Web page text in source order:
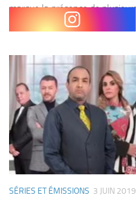
marque la présence de
Marocains dont Abdellah
SÉRIES ET ÉMISSIONS 3 JUIN 2019